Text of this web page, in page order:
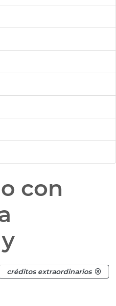
con
y
créditos extraordinarios